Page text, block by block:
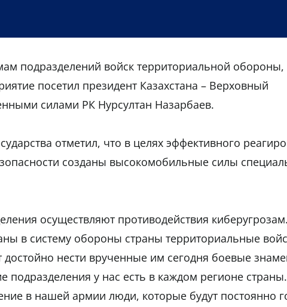
подразделений войск территориальной обороны,
посетил президент Казахстана – Верховный
силами РК Нурсултан Назарбаев.
отметил, что в целях эффективного
созданы высокомобильные силы
осуществляют противодействия киберугрозам.
в систему обороны страны территориальные
достойно нести врученные им сегодня боевые
подразделения у нас есть в каждом регионе
в нашей армии люди, которые будут постоянно